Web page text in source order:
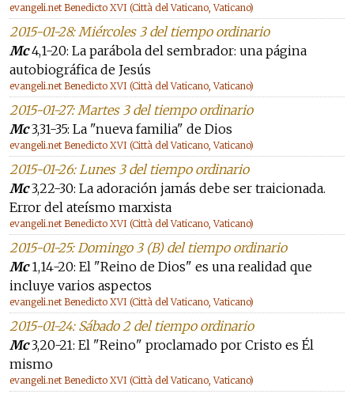
evangeli.net Benedicto XVI (Città del Vaticano, Vaticano)
2015-01-28: Miércoles 3 del tiempo ordinario
Mc4,1-20: La parábola del sembrador: una página
autobiográfica de Jesús
evangeli.net Benedicto XVI (Città del Vaticano, Vaticano)
2015-01-27: Martes 3 del tiempo ordinario
Mc3,31-35: La "nueva familia" de Dios
evangeli.net Benedicto XVI (Città del Vaticano, Vaticano)
2015-01-26: Lunes 3 del tiempo ordinario
Mc3,22-30: La adoración jamás debe ser traicionada.
Error del ateísmo marxista
evangeli.net Benedicto XVI (Città del Vaticano, Vaticano)
2015-01-25: Domingo 3 (B) del tiempo ordinario
Mc1,14-20: El "Reino de Dios" es una realidad que
incluye varios aspectos
evangeli.net Benedicto XVI (Città del Vaticano, Vaticano)
2015-01-24: Sábado 2 del tiempo ordinario
Mc3,20-21: El "Reino" proclamado por Cristo es Él
mismo
evangeli.net Benedicto XVI (Città del Vaticano, Vaticano)